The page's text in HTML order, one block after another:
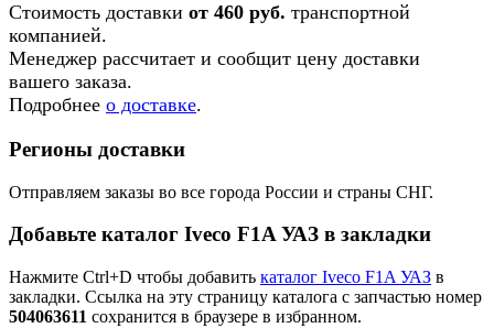
Стоимость доставки от 460 руб. транспортной
компанией.
Менеджер рассчитает и сообщит цену доставки
вашего заказа.
Подробнее о доставке.
Регионы доставки
Отправляем заказы во все города России и страны СНГ.
Добавьте каталог Iveco F1A УАЗ в закладки
Нажмите Ctrl+D чтобы добавить каталог Iveco F1A УАЗ в
закладки. Ссылка на эту страницу каталога с запчастью номер
504063611 сохранится в браузере в избранном.